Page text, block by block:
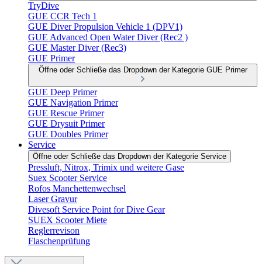
TryDive
GUE CCR Tech 1
GUE Diver Propulsion Vehicle 1 (DPV1)
GUE Advanced Open Water Diver (Rec2 )
GUE Master Diver (Rec3)
GUE Primer
Öffne oder Schließe das Dropdown der Kategorie GUE Primer
GUE Deep Primer
GUE Navigation Primer
GUE Rescue Primer
GUE Drysuit Primer
GUE Doubles Primer
Service
Öffne oder Schließe das Dropdown der Kategorie Service
Pressluft, Nitrox, Trimix und weitere Gase
Suex Scooter Service
Rofos Manchettenwechsel
Laser Gravur
Divesoft Service Point for Dive Gear
SUEX Scooter Miete
Reglerrevison
Flaschenprüfung